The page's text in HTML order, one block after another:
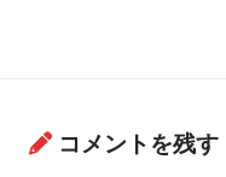
コメントを残す